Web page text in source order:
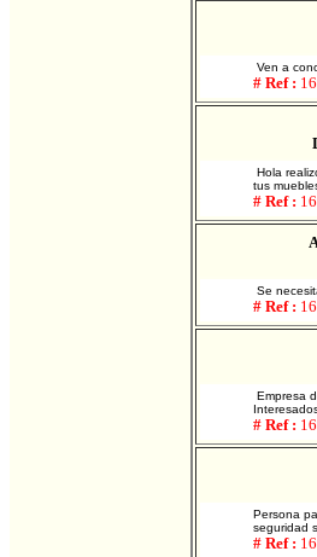
Ven a
# Ref :
Hola
tus
# Ref :
Se
# Ref :
Empresa
# Ref :
Persona
seguridad
# Ref :